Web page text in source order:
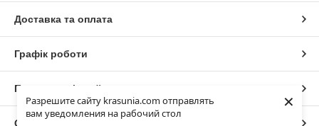
Разрешите сайту krasunia.com отправлять
вам уведомления на рабочий стол
×
Доставка та оплата
Графік роботи
Повна версія сайту
Сайт створено на маркетплейсі